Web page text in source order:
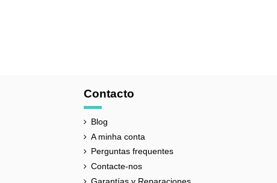
Contacto
Blog
A minha conta
Perguntas frequentes
Contacte-nos
Garantías y Reparaciones